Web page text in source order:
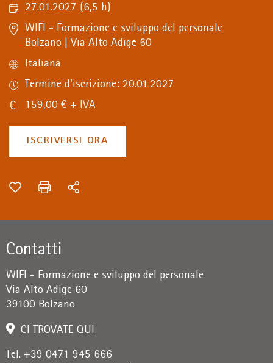
27.01.2027 (6,5 h)
WIFI - Formazione e sviluppo del personale
Bolzano | Via Alto Adige 60
Italiana
Termine d'iscrizione: 20.01.2027
159,00 € + IVA
ISCRIVERSI ORA
Contatti
WIFI - Formazione e sviluppo del personale
Via Alto Adige 60
39100 Bolzano
CI TROVATE QUI
Tel. +39 0471 945 666